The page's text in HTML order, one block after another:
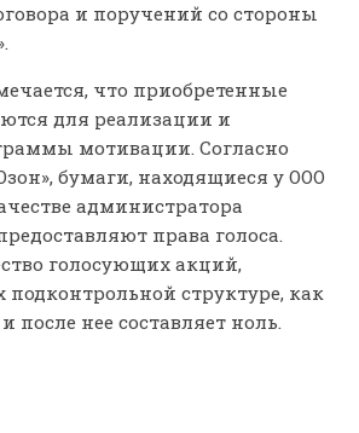
и поручений со стороны
что приобретенные
для реализации и
мотивации. Согласно
бумаги, находящиеся у ООО
администратора
права голоса.
голосующих акций,
структуре, как
после нее составляет ноль.